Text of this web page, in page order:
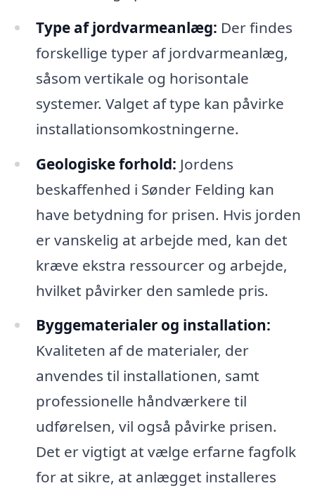
Type af jordvarmeanlæg: Der findes
forskellige typer af jordvarmeanlæg,
såsom vertikale og horisontale
systemer. Valget af type kan påvirke
installationsomkostningerne.
Geologiske forhold: Jordens
beskaffenhed i Sønder Felding kan
have betydning for prisen. Hvis jorden
er vanskelig at arbejde med, kan det
kræve ekstra ressourcer og arbejde,
hvilket påvirker den samlede pris.
Byggematerialer og installation:
Kvaliteten af de materialer, der
anvendes til installationen, samt
professionelle håndværkere til
udførelsen, vil også påvirke prisen.
Det er vigtigt at vælge erfarne fagfolk
for at sikre, at anlægget installeres